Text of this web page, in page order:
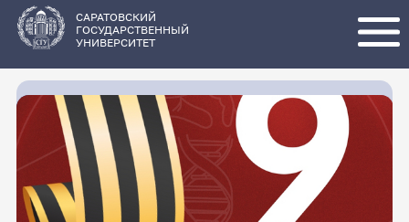
основному
содержанию
САРАТОВСКИЙ
ГОСУДАРСТВЕННЫЙ
УНИВЕРСИТЕТ